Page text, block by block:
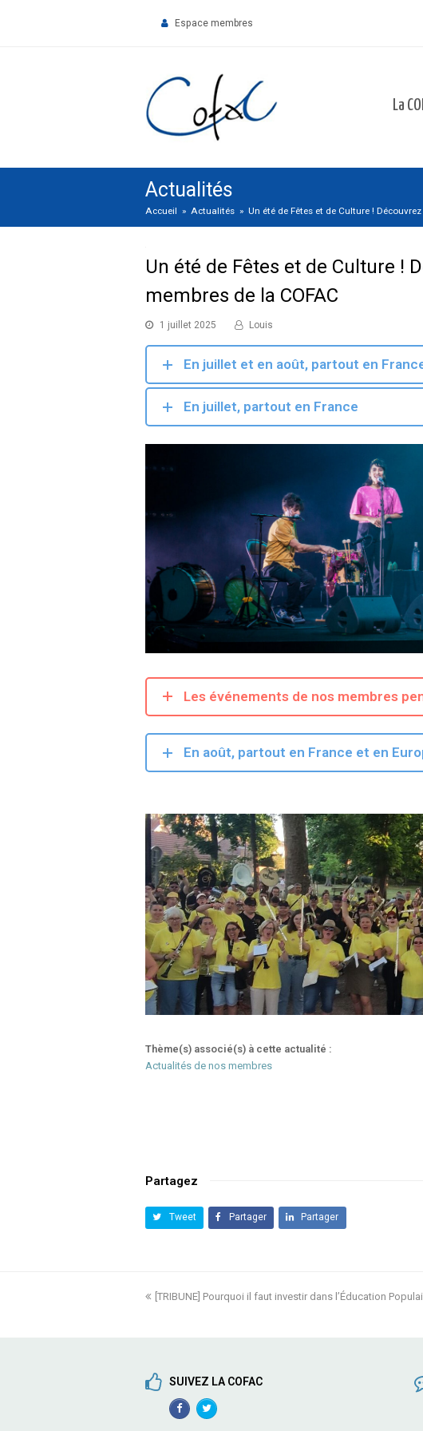
Espace membres
La
Actualités
Accueil » Actualités » Un été de Fêtes et de Culture !
Un été de Fêtes et de Culture !
membres de la COFAC
1 juillet 2025 Louis
En juillet et en août, partout en
En juillet, partout en France
Les événements de nos membres
En août, partout en France et en
Thème(s) associé(s) à cette actualité :
Actualités de nos membres
Partagez
Tweet Partager Partager
previous
[TRIBUNE] Pourquoi il faut investir dans l’Éducation
SUIVEZ LA COFAC
FacebookTwitterProfile